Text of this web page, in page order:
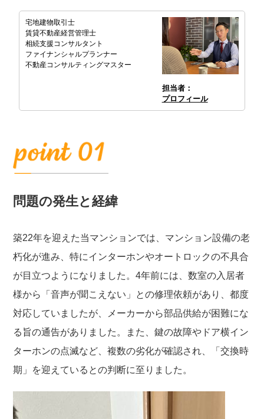
宅地建物取引士
賃貸不動産経営管理士
相続支援コンサルタント
ファイナンシャルプランナー
不動産コンサルティングマスター
担当者：
プロフィール
問題の発生と経緯
築22年を迎えた当マンションでは、マンション設備の老
朽化が進み、特にインターホンやオートロックの不具合
が目立つようになりました。4年前には、数室の入居者
様から「音声が聞こえない」との修理依頼があり、都度
対応していましたが、メーカーから部品供給が困難にな
る旨の通告がありました。また、鍵の故障やドア横イン
ターホンの点滅など、複数の劣化が確認され、「交換時
期」を迎えているとの判断に至りました。